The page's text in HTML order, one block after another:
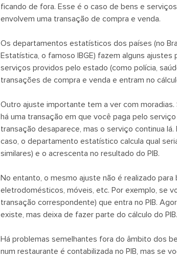
ficando de fora. Esse é o caso de bens e
envolvem uma transação de compra e venda.
Os departamentos estatísticos dos países (no
Estatística, o famoso IBGE) fazem alguns
serviços providos pelo estado (como polícia,
transações de compra e venda e entram no
Outro ajuste importante tem a ver com moradias.
há uma transação em que você paga pelo
transação desaparece, mas o serviço continua
caso, o departamento estatístico calcula qual
similares) e o acrescenta no resultado do PIB.
No entanto, o mesmo ajuste não é realizado para
eletrodomésticos, móveis, etc. Por exemplo, se
transação correspondente) que entra no PIB.
existe, mas deixa de fazer parte do cálculo do PIB.
Há problemas semelhantes fora do âmbito dos
num restaurante é contabilizada no PIB, mas se